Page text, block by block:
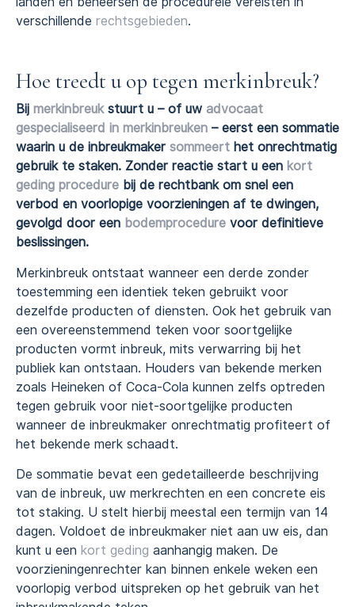
verschillende rechtsgebieden.
Hoe treedt u op tegen merkinbreuk?
Bij merkinbreukstuurt u – of uw advocaat
gespecialiseerd in merkinbreuken – eerst een sommatie
waarin u de inbreukmaker sommeert het onrechtmatig
gebruik te staken. Zonder reactie start u een kort
geding procedure bij de rechtbank om snel een
verbod en voorlopige voorzieningen af te dwingen,
gevolgd door een bodemprocedure voor definitieve
beslissingen.
Merkinbreuk ontstaat wanneer een derde zonder
toestemming een identiek teken gebruikt voor
dezelfde producten of diensten. Ook het gebruik van
een overeenstemmend teken voor soortgelijke
producten vormt inbreuk, mits verwarring bij het
publiek kan ontstaan. Houders van bekende merken
zoals Heineken of Coca-Cola kunnen zelfs optreden
tegen gebruik voor niet-soortgelijke producten
wanneer de inbreukmaker onrechtmatig profiteert of
het bekende merk schaadt.
De sommatie bevat een gedetailleerde beschrijving
van de inbreuk, uw merkrechten en een concrete eis
tot staking. U stelt hierbij meestal een termijn van 14
dagen. Voldoet de inbreukmaker niet aan uw eis, dan
kunt u een kort geding aanhangig maken. De
voorzieningenrechter kan binnen enkele weken een
voorlopig verbod uitspreken op het gebruik van het